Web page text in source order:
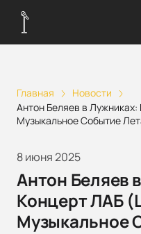
Главная
Новости
Антон Беляев в
Музыкальное Событие
8 июня 2025
Антон Беляев
Концерт ЛАБ
Музыкальное